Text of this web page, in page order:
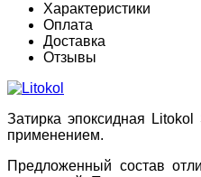
Характеристики
Оплата
Доставка
Отзывы
Затирка эпоксидная
применением.
Предложенный состав